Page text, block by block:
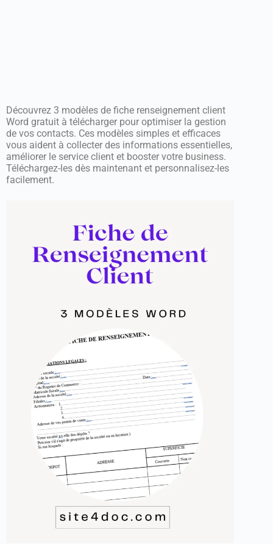
Découvrez 3 modèles de fiche renseignement client
Word gratuit à télécharger pour optimiser la gestion
de vos contacts. Ces modèles simples et efficaces
vous aident à collecter des informations essentielles,
améliorer le service client et booster votre business.
Téléchargez-les dès maintenant et personnalisez-les
facilement.